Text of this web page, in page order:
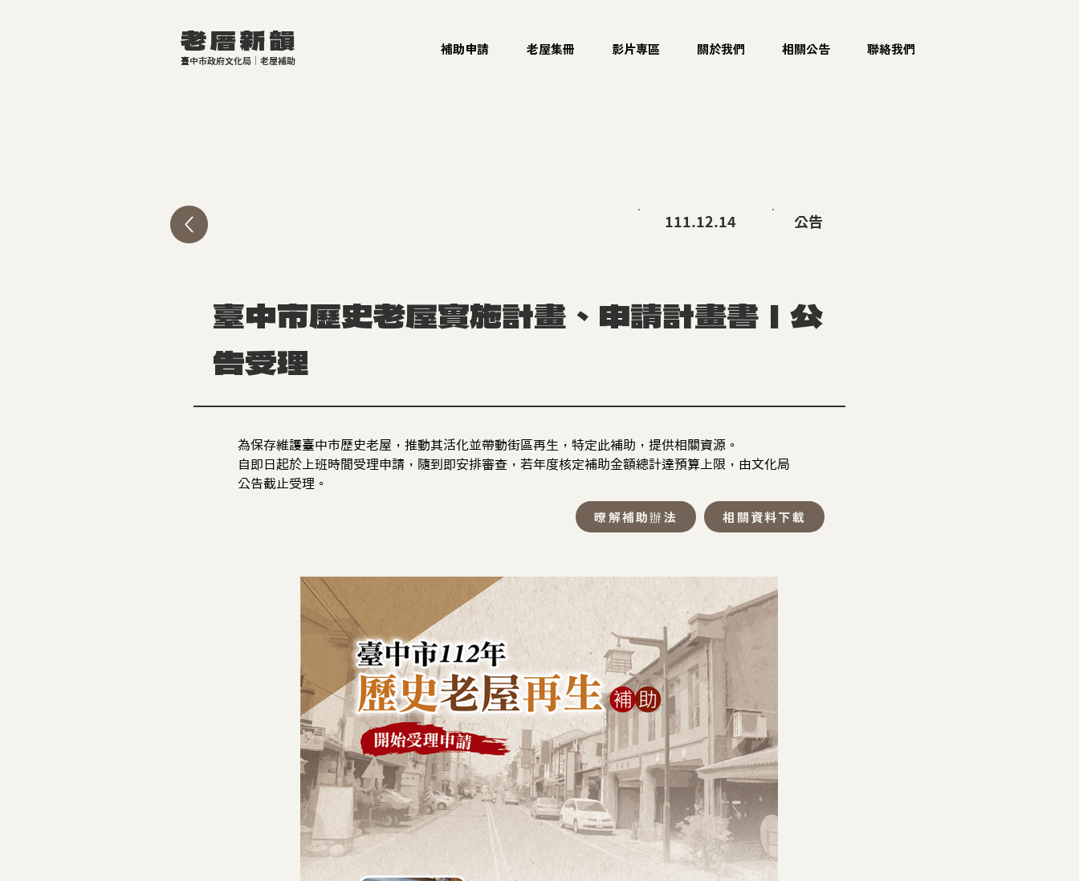
老厝新韻
臺中市政府文化局｜老屋補助
補助申請 老屋集冊 影片專區 關於我們 相關公告 聯絡我們
111.12.14 公告
臺中市歷史老屋實施計畫、申請計畫書｜公
告受理
為保存維護臺中市歷史老屋，推動其活化並帶動街區再生，特定此補助，提供相關資源。
自即日起於上班時間受理申請，隨到即安排審查，若年度核定補助金額總計達預算上限，由文化局
公告截止受理。
暸解補助辦法 相關資料下載